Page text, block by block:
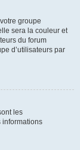
groupe
sera la couleur et
du forum
d’utilisateurs par
les
informations